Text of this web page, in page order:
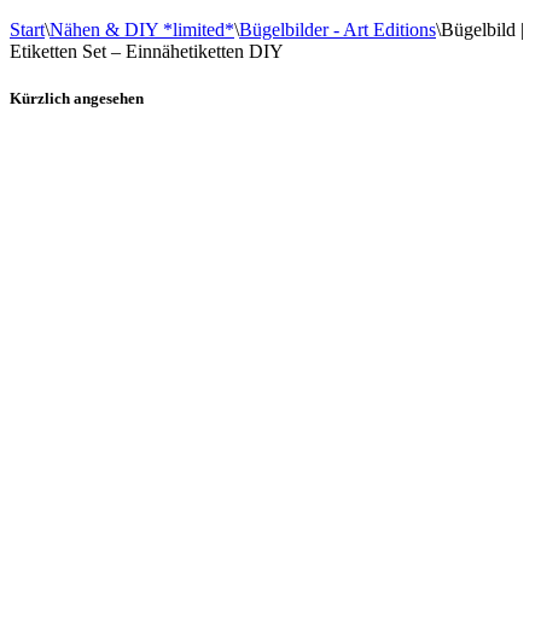
Start\Nähen & DIY *limited*\Bügelbilder - Art Editions\Bügelbild |
Etiketten Set – Einnähetiketten DIY
Kürzlich angesehen